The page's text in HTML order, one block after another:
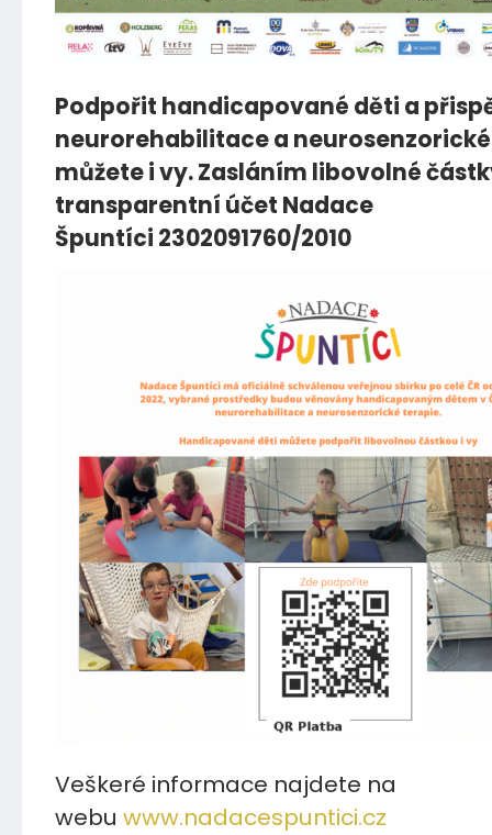
Podpořit handicapované děti a
neurorehabilitace a
můžete i vy. Zasláním libovolné
transparentní účet Nadace
Špuntíci 2302091760/2010
Veškeré informace najdete na
webu www.nadacespuntici.cz